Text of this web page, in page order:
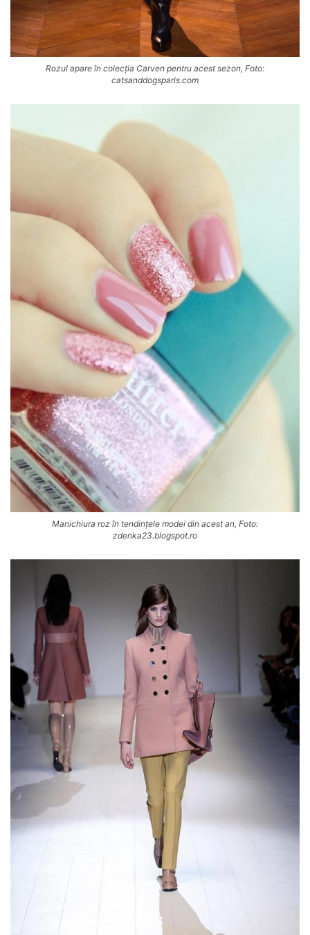
Rozul apare în colecția Carven pentru acest sezon, Foto:
catsanddogsparis.com
Manichiura roz în tendințele modei din acest an, Foto:
zdenka23.blogspot.ro